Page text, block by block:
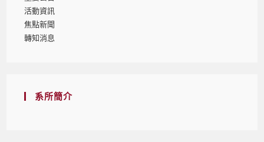
活動資訊
焦點新聞
轉知消息
系所簡介